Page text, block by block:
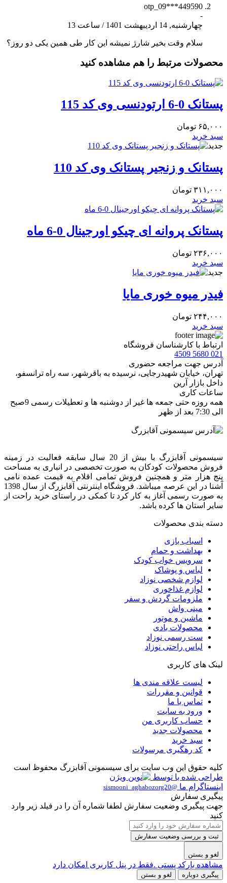
otp_09***449590
-
چهارشنبه, 14 اردیبهشت 1401
/ ساعت 13
سلام وقت بخیر شارژ نمیشه این کار طی همین یکی دو روز؟
محصولات مرتبط را هم مشاهده کنید
پستانک 0-6 ارتودنسی وی کد 115
۶۵,۰۰۰ تومان
سبد خرید
جدید
پستانک و زنجیر پستانک وی کد 110
۳۱۱,۰۰۰ تومان
سبد خرید
پستانک پروانه ای چیکو اورجینال 0-6 ماه
۲۳۶,۰۰۰ تومان
سبد خرید
جدید
فیدر میوه خوری مایا
۲۴۴,۰۰۰ تومان
سبد خرید
ارتباط با کارشناسان فروشگاه
021 5680 4509
آدرس جهت مراجعه حضوری
تهران، خيابان شهيدرجايى، نرسیده به باقرشهر، سه راه ترانسفو،
داخل بازار آرین
ساعات کاری
همه روزه حتی جمعه ها غیر از دوشنبه ها و تعطیلات رسمی 9صبح
الی 7:30 بعد از ظهر
سیسمونی آقابزرگ با بیش از 20 سال سابقه فعالیت در زمینه
فروش محصولات کودکان به صورت تخصصی در انباری به مساحت
پنج هزار متر و همچنین فروش تمامی اقلام به قیمت عمده نامی
آشنا در این عرصه میباشد. فروشگاه اینترنتی آقابزرگ از سال 1398
به صورت رسمی آغاز به کار کرد تا کمکی در راستای خرید راحت از
سایر استان ها کرده باشد.
دسته بندی محصولات
اسباب بازی
بهداشت و حمام
سرویس خواب کودک
لباس و پوشاک
لوازم شخصی نوزاد
لوازم غذاخوری
ملزومات گردش و سفر
مینی واش
ماشین و موتور
محصولات بادی
ست رسمی نوزاد
لباس راحتی نوزاد
لینک های کاربری
لیست علاقه مندی ها
قوانین و مقررات
تماس با ما
ورود به سایت
حساب کاربری من
محصولات جدید
سبد خرید
کد رهگیری مرسولات
کلیه حقوق این وب سایت برای سیسمونی آقابزرگ محفوظ است
طراحی شده با توسط
اینستاگرام ما @sismooni_aghabozorg20
پیگیری سفارش
جهت پیگیری وضعیت سفارش لطفا شماره آن را در فیلد زیر وارد
کنید
ثبت و بررسی وضعیت سفارش
لغو و بستن
مشاهده بارکد پستی .فقط در پنل کاربری امکان دارد
پیگیری دوباره لغو و بستن